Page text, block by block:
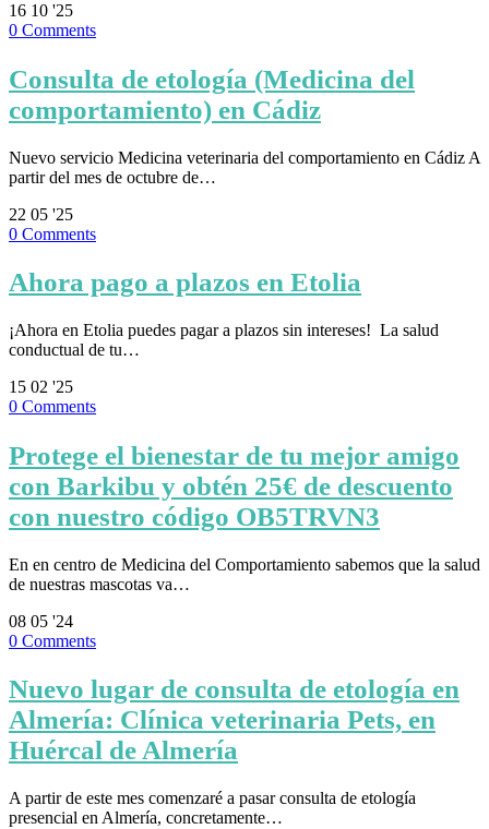
16 10 '25
0 Comments
Consulta de etología (Medicina del
comportamiento) en Cádiz
Nuevo servicio Medicina veterinaria del comportamiento en Cádiz A
partir del mes de octubre de…
22 05 '25
0 Comments
Ahora pago a plazos en Etolia
¡Ahora en Etolia puedes pagar a plazos sin intereses! ⁣ La salud
conductual de tu…
15 02 '25
0 Comments
Protege el bienestar de tu mejor amigo
con Barkibu y obtén 25€ de descuento
con nuestro código OB5TRVN3
En en centro de Medicina del Comportamiento sabemos que la salud
de nuestras mascotas va…
08 05 '24
0 Comments
Nuevo lugar de consulta de etología en
Almería: Clínica veterinaria Pets, en
Huércal de Almería
A partir de este mes comenzaré a pasar consulta de etología
presencial en Almería, concretamente…